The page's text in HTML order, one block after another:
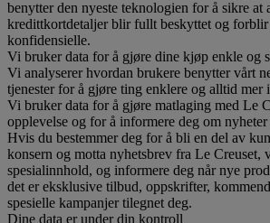
benytter den nyeste teknologien for å sikre at
kredittkortdetaljer blir fullt beskyttet og
konfidensielle.
Vi bruker data for å gjøre dine kjøp enkle og
Vi analyserer hvordan brukere benytter vårt
tjenester for å gjøre ting enklere og alltid mer
Vi bruker data for å gjøre matlaging med Le
opplevelse og for å informere deg om
Hvis du bestemmer deg for å bli en del av
konsern og motta nyhetsbrev fra Le Creuset,
spesialinnhold, og informere deg når nye
det er eksklusive tilbud, oppskrifter,
spesielle kampanjer tilegnet deg.
Dine data er under din kontroll